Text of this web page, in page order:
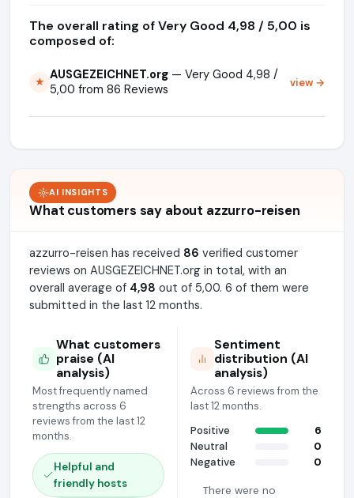
The overall rating of Very Good 4,98 / 5,00 is
composed of:
★ AUSGEZEICHNET.org — Very Good 4,98 /
5,00 from 86 Reviews
view →
AI INSIGHTS
What customers say about azzurro-reisen
azzurro-reisen has received 86 verified customer
reviews on AUSGEZEICHNET.org in total, with an
overall average of 4,98 out of 5,00. 6 of them were
submitted in the last 12 months.
What customers
praise (AI
analysis)
Most frequently named
strengths across 6
reviews from the last 12
months.
Helpful and
friendly hosts
Sentiment
distribution (AI
analysis)
Across 6 reviews from the
last 12 months.
Positive
6
Neutral
0
Negative
0
There were no